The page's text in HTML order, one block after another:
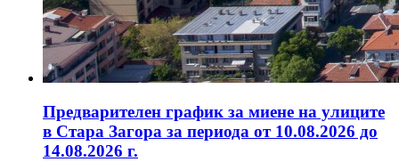
Предварителен график за миене на улиците
в Стара Загора за периода от 10.08.2026 до
14.08.2026 г.